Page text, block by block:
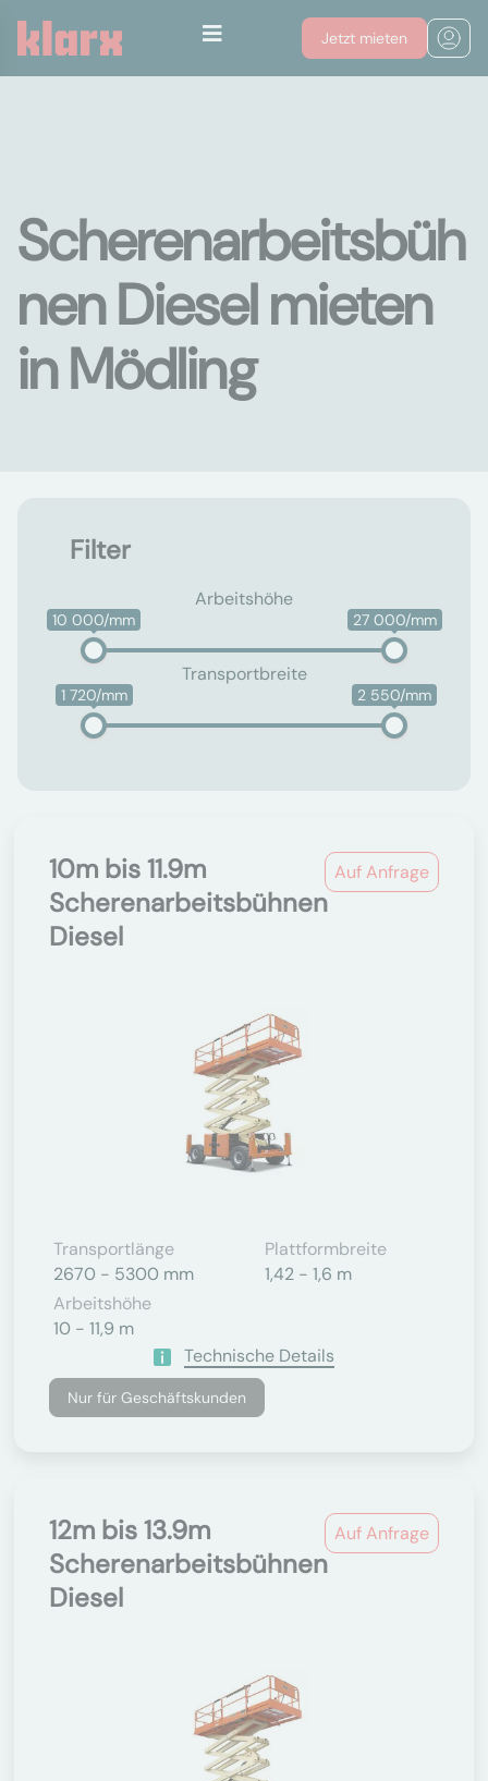
Jetzt mieten
Scherenarbeitsbüh
nen Diesel mieten
in Mödling
Filter
Arbeitshöhe
10 000/mm 27 000/mm
Transportbreite
1 720/mm 2 550/mm
Auf Anfrage
10m bis 11.9m
Scherenarbeitsbühnen
Diesel
Transportlänge
2670 - 5300 mm
Plattformbreite
1,42 - 1,6 m
Arbeitshöhe
10 - 11,9 m
Technische Details
Nur für Geschäftskunden
Auf Anfrage
12m bis 13.9m
Scherenarbeitsbühnen
Diesel